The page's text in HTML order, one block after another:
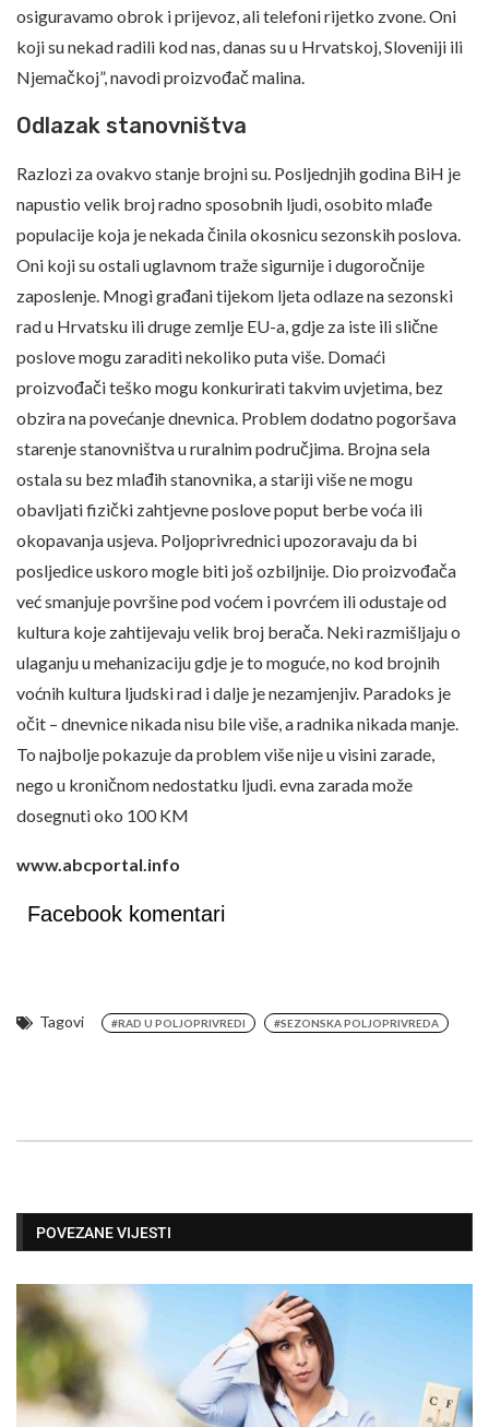
osiguravamo obrok i prijevoz, ali telefoni rijetko zvone. Oni
koji su nekad radili kod nas, danas su u Hrvatskoj, Sloveniji ili
Njemačkoj”, navodi proizvođač malina.
Odlazak stanovništva
Razlozi za ovakvo stanje brojni su. Posljednjih godina BiH je
napustio velik broj radno sposobnih ljudi, osobito mlađe
populacije koja je nekada činila okosnicu sezonskih poslova.
Oni koji su ostali uglavnom traže sigurnije i dugoročnije
zaposlenje. Mnogi građani tijekom ljeta odlaze na sezonski
rad u Hrvatsku ili druge zemlje EU-a, gdje za iste ili slične
poslove mogu zaraditi nekoliko puta više. Domaći
proizvođači teško mogu konkurirati takvim uvjetima, bez
obzira na povećanje dnevnica. Problem dodatno pogoršava
starenje stanovništva u ruralnim područjima. Brojna sela
ostala su bez mlađih stanovnika, a stariji više ne mogu
obavljati fizički zahtjevne poslove poput berbe voća ili
okopavanja usjeva. Poljoprivrednici upozoravaju da bi
posljedice uskoro mogle biti još ozbiljnije. Dio proizvođača
već smanjuje površine pod voćem i povrćem ili odustaje od
kultura koje zahtijevaju velik broj berača. Neki razmišljaju o
ulaganju u mehanizaciju gdje je to moguće, no kod brojnih
voćnih kultura ljudski rad i dalje je nezamjenjiv. Paradoks je
očit – dnevnice nikada nisu bile više, a radnika nikada manje.
To najbolje pokazuje da problem više nije u visini zarade,
nego u kroničnom nedostatku ljudi. evna zarada može
dosegnuti oko 100 KM
www.abcportal.info
Facebook komentari
Tagovi #RAD U POLJOPRIVREDI #SEZONSKA POLJOPRIVREDA
POVEZANE VIJESTI